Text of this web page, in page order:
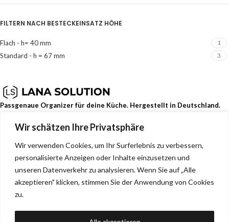
Wir schätzen Ihre Privatsphäre
Wir verwenden Cookies, um Ihr Surferlebnis zu verbessern,
personalisierte Anzeigen oder Inhalte einzusetzen und
unseren Datenverkehr zu analysieren. Wenn Sie auf „Alle
akzeptieren" klicken, stimmen Sie der Anwendung von Cookies
zu.
FILTERN NACH BESTECKEINSATZ HÖHE
Flach - h= 40 mm 1
Standard - h = 67 mm 3
Passgenaue Organizer für deine Küche. Hergestellt in Deutschland.
Dehmerstr. 93b, Bad Oeynhausen, Deutschland, 32549
info@lana-solution.de
NEUESTE BEITRÄGE
SERVICE